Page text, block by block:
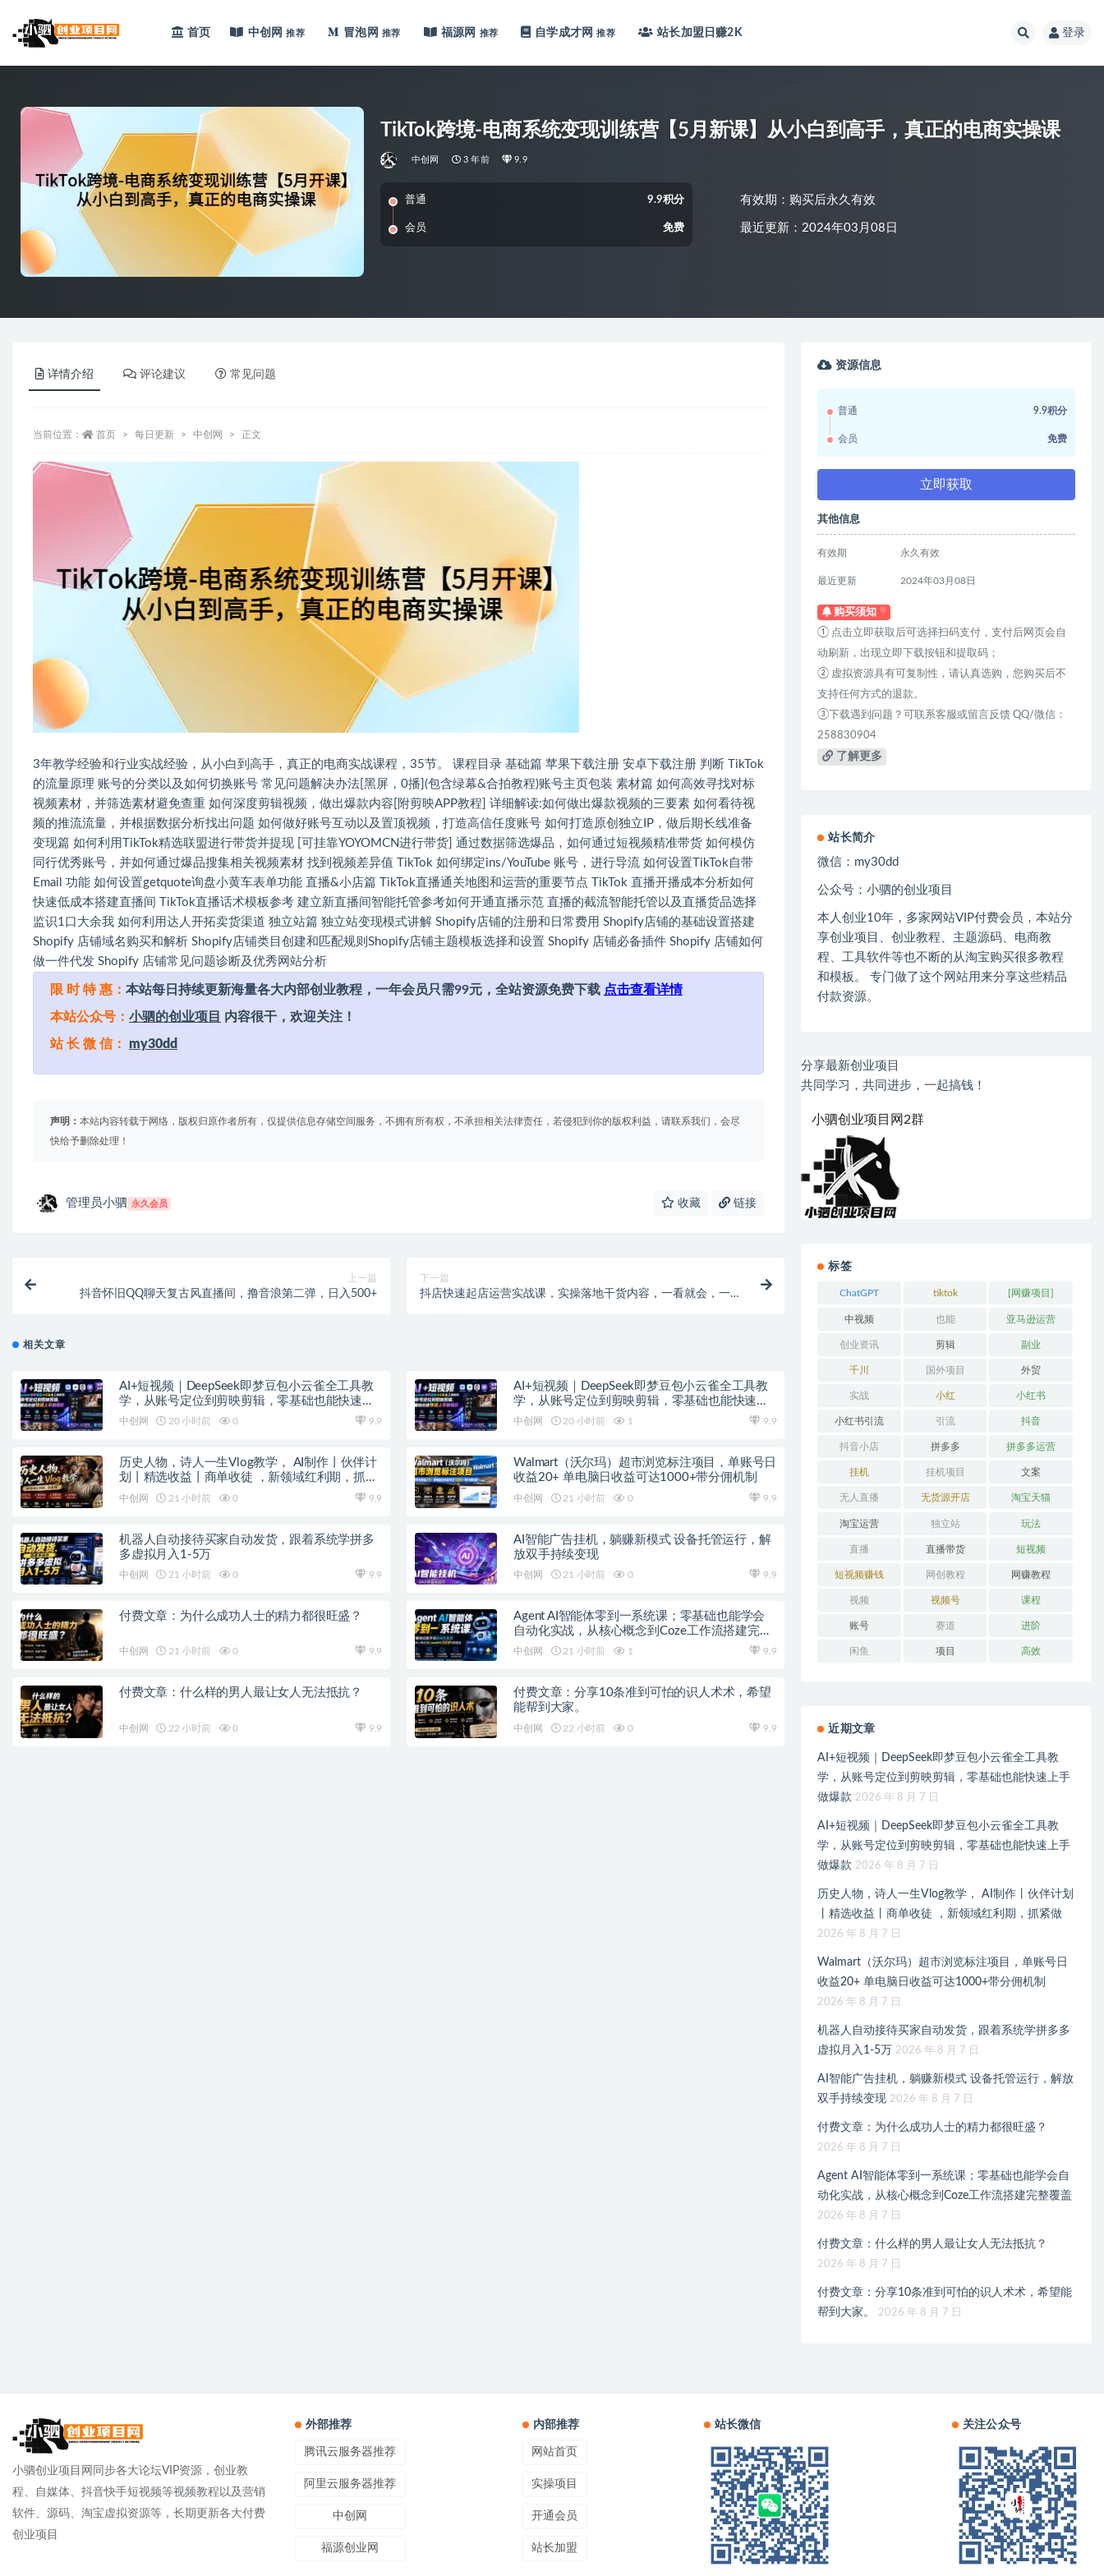
首页 中创网 推荐 冒泡网 推荐 福源网 推荐 自学成才网 推荐 站长加盟 日赚2K 登录
TikTok跨境-电商系统变现训练营【5月新课】从小白到高手，真正的电商实操课
中创网 3 年前 9.9
普通 9.9积分
会员 免费
有效期：购买后永久有效
最近更新：2024年03月08日
详情介绍 评论建议 常见问题
当前位置： 首页 每日更新 中创网 正文
3年教学经验和行业实战经验，从小白到高手，真正的电商实战课程，35节。 课程目录 基础篇 苹果下载注册 安卓下载注册 判断 TikTok
的流量原理 账号的分类以及如何切换账号 常见问题解决办法[黑屏，0播](包含绿幕&合拍教程)账号主页包装 素材篇 如何高效寻找对标
视频素材，并筛选素材避免查重 如何深度剪辑视频，做出爆款内容[附剪映APP教程] 详细解读:如何做出爆款视频的三要素 如何看待视
频的推流流量，并根据数据分析找出问题 如何做好账号互动以及置顶视频，打造高信任度账号 如何打造原创独立IP，做后期长线准备
变现篇 如何利用TikTok精选联盟进行带货并提现 [可挂靠YOYOMCN进行带货] 通过数据筛选爆品，如何通过短视频精准带货 如何模仿
同行优秀账号，并如何通过爆品搜集相关视频素材 找到视频差异值 TikTok 如何绑定ins/YouTube 账号，进行导流 如何设置TikTok自带
Email 功能 如何设置getquote询盘小黄车表单功能 直播&小店篇 TikTok直播通关地图和运营的重要节点 TikTok 直播开播成本分析如何
快速低成本搭建直播间 TikTok直播话术模板参考 建立新直播间智能托管参考如何开通直播示范 直播的截流智能托管以及直播货品选择
监识1口大余我 如何利用达人开拓卖货渠道 独立站篇 独立站变现模式讲解 Shopify店铺的注册和日常费用 Shopify店铺的基础设置搭建
Shopify 店铺域名购买和解析 Shopify店铺类目创建和匹配规则Shopify店铺主题模板选择和设置 Shopify 店铺必备插件 Shopify 店铺如何
做一件代发 Shopify 店铺常见问题诊断及优秀网站分析
限 时 特 惠： 本站每日持续更新海量各大内部创业教程，一年会员只需99元，全站资源免费下载 点击查看详情
本站公众号： 小驷的创业项目 内容很干，欢迎关注！
站 长 微 信： my30dd
声明： 本站内容转载于网络，版权归原作者所有，仅提供信息存储空间服务，不拥有所有权，不承担相关法律责任，若侵犯到你的版权利益，请联系我们，会尽
快给予删除处理！
管理员小驷 永久会员 收藏 链接
上一篇
抖音怀旧QQ聊天复古风直播间，撸音浪第二弹，日入500+
下一篇
抖店快速起店运营实战课，实操落地干货内容，一看就会，一步
相关文章
AI+短视频｜DeepSeek即梦豆包小云雀全工具教
学，从账号定位到剪映剪辑，零基础也能快速上
手做爆款
中创网 20 小时前 0 9.9
AI+短视频｜DeepSeek即梦豆包小云雀全工具教
学，从账号定位到剪映剪辑，零基础也能快速上
手做爆款
中创网 20 小时前 1 9.9
历史人物，诗人一生Vlog教学， AI制作丨伙伴计
划丨精选收益丨商单收徒 ，新领域红利期，抓紧
做
中创网 21 小时前 0 9.9
Walmart（沃尔玛）超市浏览标注项目，单账号日
收益20+ 单电脑日收益可达1000+带分佣机制
中创网 21 小时前 0 9.9
机器人自动接待买家自动发货，跟着系统学拼多
多虚拟月入1-5万
中创网 21 小时前 0 9.9
AI智能广告挂机，躺赚新模式 设备托管运行，解
放双手持续变现
中创网 21 小时前 0 9.9
付费文章：为什么成功人士的精力都很旺盛？
中创网 21 小时前 0 9.9
Agent AI智能体零到一系统课；零基础也能学会
自动化实战，从核心概念到Coze工作流搭建完整
覆盖
中创网 21 小时前 1 9.9
付费文章：什么样的男人最让女人无法抵抗？
中创网 22 小时前 0 9.9
付费文章：分享10条准到可怕的识人术术，希望
能帮到大家。
中创网 22 小时前 0 9.9
资源信息
普通 9.9积分
会员 免费
立即获取
其他信息
有效期 永久有效
最近更新 2024年03月08日
购买须知
① 点击立即获取后可选择扫码支付，支付后网页会自
动刷新，出现立即下载按钮和提取码；
② 虚拟资源具有可复制性，请认真选购，您购买后不
支持任何方式的退款。
③下载遇到问题？可联系客服或留言反馈 QQ/微信：
258830904
了解更多
站长简介
微信： my30dd
公众号：小驷的创业项目
本人创业10年，多家网站VIP付费会员，本站分
享创业项目、创业教程、主题源码、电商教
程、工具软件等也不断的从淘宝购买很多教程
和模板。 专门做了这个网站用来分享这些精品
付款资源。
分享最新创业项目
共同学习，共同进步，一起搞钱！
小驷创业项目网2群
标签
ChatGPT tiktok [网赚项目]
中视频 也能 亚马逊运营
创业资讯 剪辑 副业
千川 国外项目 外贸
实战 小红 小红书
小红书引流 引流 抖音
抖音小店 拼多多 拼多多运营
挂机 挂机项目 文案
无人直播 无货源开店 淘宝天猫
淘宝运营 独立站 玩法
直播 直播带货 短视频
短视频赚钱 网创教程 网赚教程
视频 视频号 课程
账号 赛道 进阶
闲鱼 项目 高效
近期文章
AI+短视频｜DeepSeek即梦豆包小云雀全工具教
学，从账号定位到剪映剪辑，零基础也能快速上手
做爆款 2026 年 8 月 7 日
AI+短视频｜DeepSeek即梦豆包小云雀全工具教
学，从账号定位到剪映剪辑，零基础也能快速上手
做爆款 2026 年 8 月 7 日
历史人物，诗人一生Vlog教学， AI制作丨伙伴计划
丨精选收益丨商单收徒 ，新领域红利期，抓紧做
2026 年 8 月 7 日
Walmart（沃尔玛）超市浏览标注项目，单账号日
收益20+ 单电脑日收益可达1000+带分佣机制
2026 年 8 月 7 日
机器人自动接待买家自动发货，跟着系统学拼多多
虚拟月入1-5万 2026 年 8 月 7 日
AI智能广告挂机，躺赚新模式 设备托管运行，解放
双手持续变现 2026 年 8 月 7 日
付费文章：为什么成功人士的精力都很旺盛？
2026 年 8 月 7 日
Agent AI智能体零到一系统课；零基础也能学会自
动化实战，从核心概念到Coze工作流搭建完整覆盖
2026 年 8 月 7 日
付费文章：什么样的男人最让女人无法抵抗？
2026 年 8 月 7 日
付费文章：分享10条准到可怕的识人术术，希望能
帮到大家。
2026 年 8 月 7 日
小驷创业项目网同步各大论坛VIP资源，创业教
程、自媒体、抖音快手短视频等视频教程以及营销
软件、源码、淘宝虚拟资源等，长期更新各大付费
创业项目
外部推荐
腾讯云服务器推荐
阿里云服务器推荐
中创网
福源创业网
内部推荐
网站首页
实操项目
开通会员
站长加盟
站长微信 关注公众号